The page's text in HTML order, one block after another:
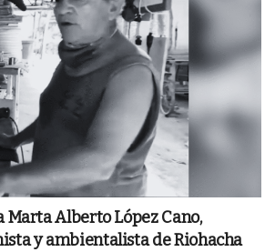
Marta Alberto López Cano,
y ambientalista de Riohacha